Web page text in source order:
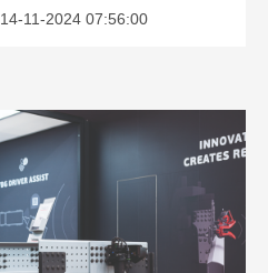
14-11-2024 07:56:00